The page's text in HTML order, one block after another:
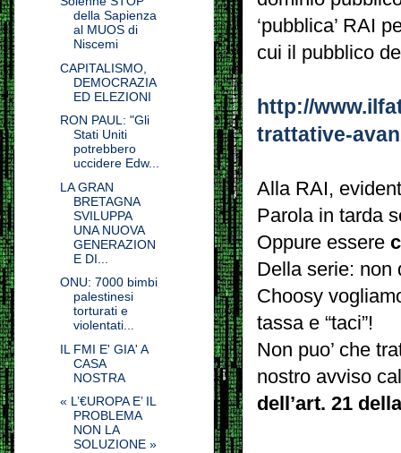
‘pubblica’ RAI
cui il pubblico
http://
trattative-
Alla RAI,
Parola in tarda
Oppure essere
Della serie: non
Choosy
tassa e “taci”!
Non puo’ che
nostro avviso
dell’art. 21
della Sapienza
al MUOS di
Niscemi
CAPITALISMO,
DEMOCRAZIA
ED ELEZIONI
RON PAUL: "Gli
Stati Uniti
potrebbero
uccidere Edw...
LA GRAN
BRETAGNA
SVILUPPA
UNA NUOVA
GENERAZION
E DI...
ONU: 7000 bimbi
palestinesi
torturati e
violentati...
IL FMI E' GIA' A
CASA
NOSTRA
« L’€UROPA E’ IL
PROBLEMA
NON LA
SOLUZIONE »